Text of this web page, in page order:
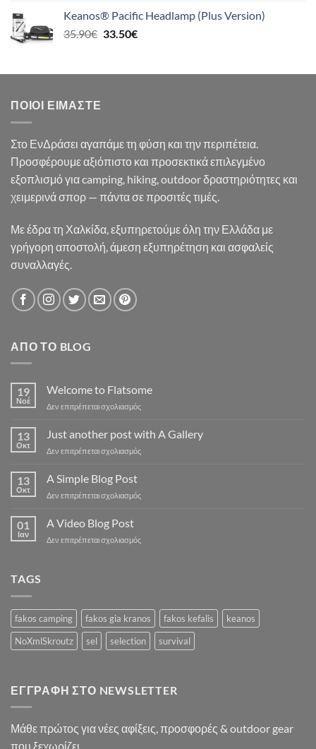
21.90€.είναι:
19.50€.
Keanos® Pacific Headlamp (Plus Version)
35.90€ Original
35.90€.
33.50€Η
είναι:
ΠΟΙΟΙ ΕΊΜΑΣΤΕ
Στο ΕνΔράσει αγαπάμε τη φύση και την περιπέτεια.
Προσφέρουμε αξιόπιστο και προσεκτικά επιλεγμένο
εξοπλισμό για camping, hiking, outdoor δραστηριότητες και
χειμερινά σπορ — πάντα σε προσιτές τιμές.
Με έδρα τη Χαλκίδα, εξυπηρετούμε όλη την Ελλάδα με
γρήγορη αποστολή, άμεση εξυπηρέτηση και ασφαλείς
συναλλαγές.
ΑΠΌ ΤΟ BLOG
19
Νοέ
Welcome to Flatsome
Δεν επιτρέπεται σχολιασμόςστο
to
13
Οκτ
Just another post with A Gallery
Δεν επιτρέπεται σχολιασμόςστο
with
13
Οκτ
A Simple Blog Post
Δεν επιτρέπεται σχολιασμόςστο
Post
01
Ιαν
A Video Blog Post
Δεν επιτρέπεται σχολιασμόςστο
TAGS
fakos camping fakos gia kranos fakos kefalis
keanos
NoXmlSkroutz
sel selection survival
ΕΓΓΡΑΦΉ ΣΤΟ NEWSLETTER
Μάθε πρώτος για νέες αφίξεις, προσφορές & outdoor gear
που ξεχωρίζει.